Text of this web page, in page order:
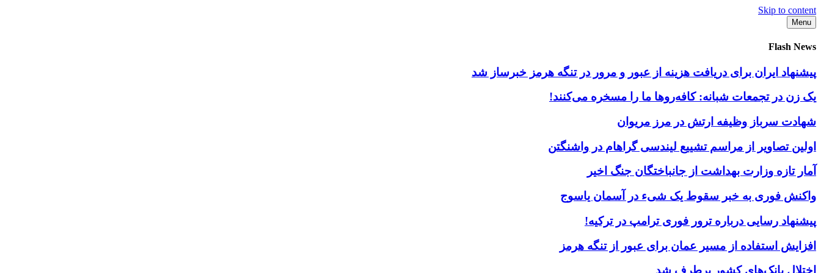
Skip to content
Menu
Flash News
پیشنهاد ایران برای دریافت هزینه از عبور و مرور در تنگه هرمز خبرساز شد
یک زن در تجمعات شبانه: کافه‌روها ما را مسخره می‌کنند!
شهادت سرباز وظیفه ارتش در مرز مریوان
اولین تصاویر از مراسم تشییع لیندسی گراهام در واشنگتن
آمار تازه وزارت بهداشت از جانباختگان جنگ اخیر
واکنش فوری به خبر سقوط یک شیء در آسمان یاسوج
پیشنهاد رسایی درباره ترور فوری ترامپ در ترکیه!
افزایش استفاده از مسیر عمان برای عبور از تنگه هرمز
اختلال بانک‌های کشور برطرف شد